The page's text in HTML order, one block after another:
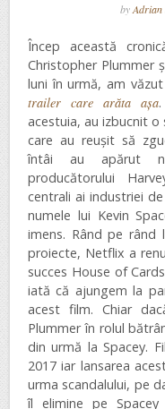
byAdrian
Încep această
Christopher Plummer
luni în urmă, am
trailer care arăta așa
acestuia, au izbucnit o
care au reușit să
întâi au apărut
producătorului
centrali ai industriei
numele lui Kevin
imens. Rând pe rând
proiecte, Netflix a
succes House of
iată că ajungem la
acest film. Chiar
Plummer în rolul
din urmă la Spacey.
2017 iar lansarea
urma scandalului, pe
îl elimine pe